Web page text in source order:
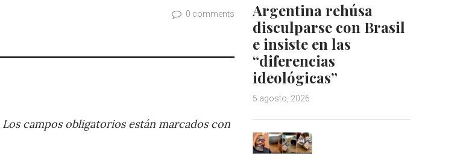
0 comments
Los campos obligatorios están marcados con
Argentina rehúsa
disculparse con Brasil
e insiste en las
“diferencias
ideológicas”
5 agosto, 2026